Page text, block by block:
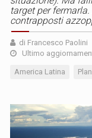
target per
contrapposti
di Francesco Paolini
Ultimo
America Latina